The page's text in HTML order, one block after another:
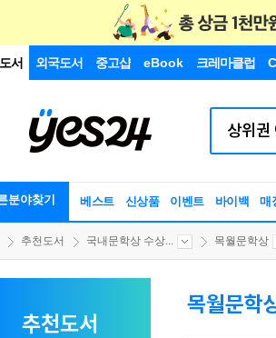
서 외국도서 중고샵 eBook 크레마클럽
분야찾기 베스트 신상품 이벤트 바이백 매
추천도서 국내문학상 수상... 목월문학상
추천도서
목월문학